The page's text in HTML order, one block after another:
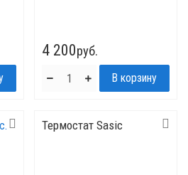
4 200руб.
Термостат Sasic